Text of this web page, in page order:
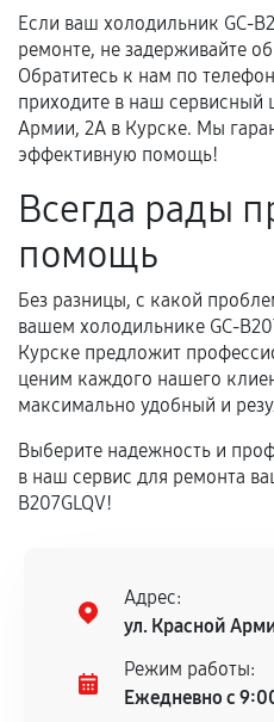
Если ваш холодильник GC-
ремонте, не задерживайте
Обратитесь к нам по
приходите в наш сервисный
Армии, 2А в Курске. Мы
эффективную помощь!
Всегда рады
помощь
Без разницы, с какой
вашем холодильнике GC-
Курске предложит
ценим каждого нашего
максимально удобный и
Выберите надежность и
в наш сервис для ремонта
B207GLQV!
Адрес:
ул. Красной
Режим работы:
Ежедневно с